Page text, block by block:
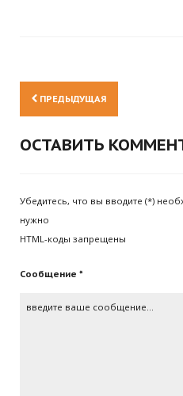
ПРЕДЫДУЩАЯ
ОСТАВИТЬ
Убедитесь, что вы вводите (*)
нужно
HTML-коды запрещены
Сообщение *